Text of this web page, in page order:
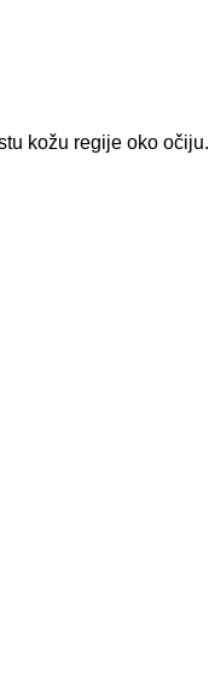
kožu regije oko očiju.